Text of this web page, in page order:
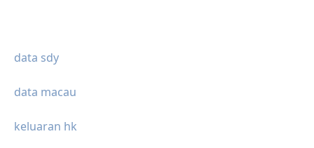
data sdy
data macau
keluaran hk